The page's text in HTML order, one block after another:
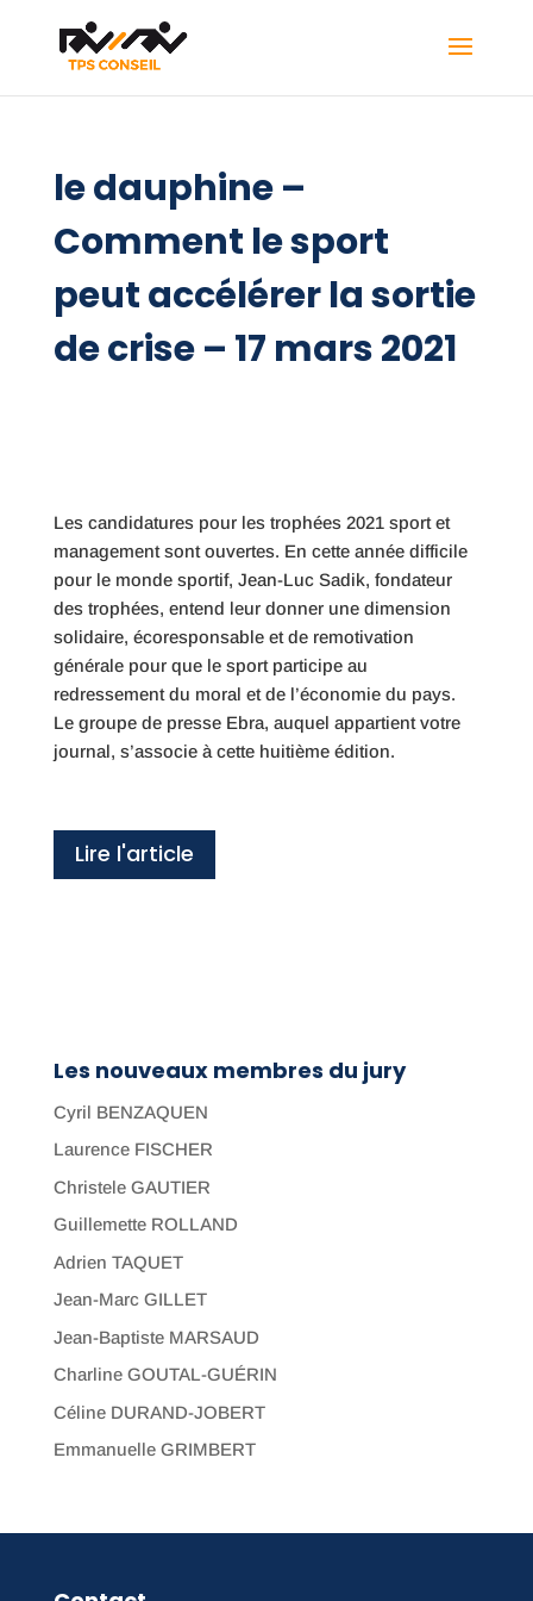
le dauphine –
Comment le sport
peut accélérer la sortie
de crise – 17 mars 2021
Les candidatures pour les trophées 2021 sport et
management sont ouvertes. En cette année difficile
pour le monde sportif, Jean-Luc Sadik, fondateur
des trophées, entend leur donner une dimension
solidaire, écoresponsable et de remotivation
générale pour que le sport participe au
redressement du moral et de l’économie du pays.
Le groupe de presse Ebra, auquel appartient votre
journal, s’associe à cette huitième édition.
Lire l'article
Les nouveaux membres du jury
Cyril BENZAQUEN
Laurence FISCHER
Christele GAUTIER
Guillemette ROLLAND
Adrien TAQUET
Jean-Marc GILLET
Jean-Baptiste MARSAUD
Charline GOUTAL-GUÉRIN
Céline DURAND-JOBERT
Emmanuelle GRIMBERT